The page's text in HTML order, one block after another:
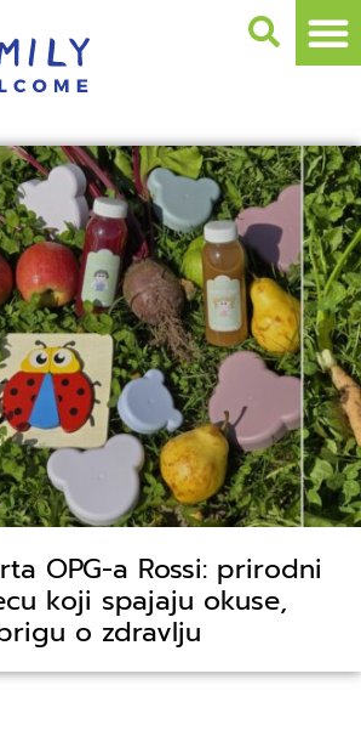
OPG-a Rossi: prirodni
koji spajaju okuse,
o zdravlju